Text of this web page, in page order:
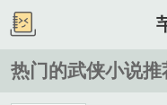
热门的武侠小说推